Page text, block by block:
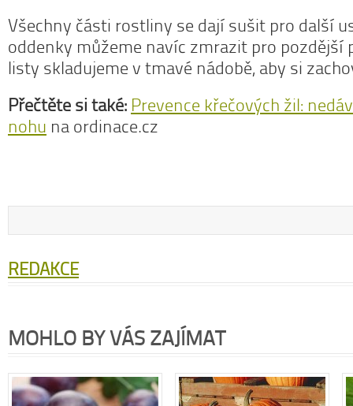
Všechny části rostliny se dají sušit pro další
oddenky můžeme navíc zmrazit pro pozdější
listy skladujeme v tmavé nádobě, aby si
Přečtěte si také: Prevence křečových žil:
nohu na ordinace.cz
REDAKCE
MOHLO BY VÁS ZAJÍMAT